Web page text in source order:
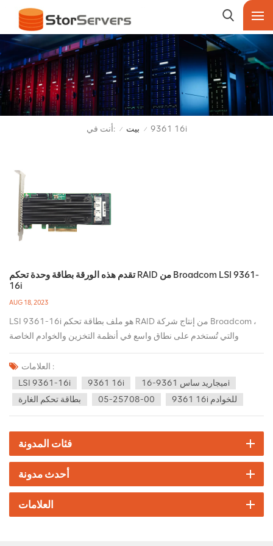
أنت في: / بيت / 9361 16i
تقدم هذه الورقة بطاقة وحدة تحكم RAID من Broadcom LSI 9361-
16i
AUG 18, 2023
LSI 9361-16i هو ملف بطاقة تحكم RAID من إنتاج شركة Broadcom ،
والتي تُستخدم على نطاق واسع في أنظمة التخزين والخوادم الخاصة
بالمؤسسات. اسمحوا لي أن أقدم بإيجاز بعض المواصفات والمزايا الشائعة
لـ LSI 9361-16i ( 05-25708-00 ): تخصيص: 1. الواجهة: PCIe 3.0x8
SATA داخلي 3.دعم مستوى RAID: RAID 0 و RAID 1 و RAID 10 و RAID
5 و RAID 50 و RAID 6 و RAID 60 4. توسيع سعة التخزين: يدعم حتى
16i لديه قوة معالجة قوية وإنتاجية البيانات ، والتي يمكن أن توفر أداءً ممتازًا
ومناسبة لبيئة التخزين ذات الأحمال العالية. 2. المرونة والمرونة: يتم دعم
مستويات RAID المتعددة لتلبية متطلبات حماية البيانات المختلفة والأداء. كما
أنه يدعم أنواع محركات الأقراص الهجينة ، بما في ذلك SAS و SATA ، مما
يوفر قدرًا أكبر من المرونة في التخزين. 3. حماية البيانات والموثوقية:
العلامات :
LSI 9361-16i
9361 16i
ميجاريد ساس 9361-16i
بطاقة تحكم الغارة
05-25708-00 9361 16i للخوادم
فئات المدونة
أحدث مدونة
العلامات